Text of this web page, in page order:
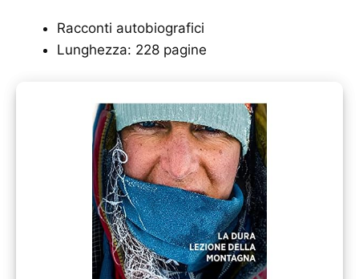
Racconti autobiografici
Lunghezza: 228 pagine